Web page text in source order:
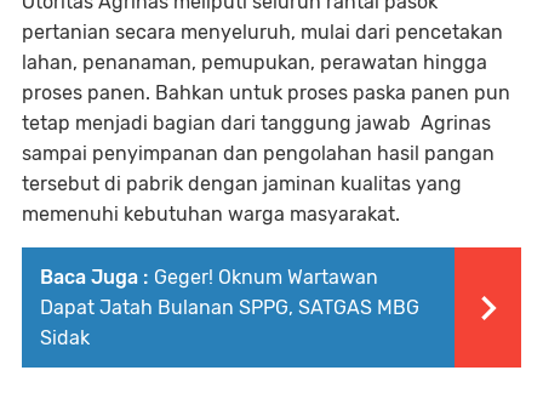
pertanian secara menyeluruh, mulai dari pencetakan
lahan, penanaman, pemupukan, perawatan hingga
proses panen. Bahkan untuk proses paska panen pun
tetap menjadi bagian dari tanggung jawab Agrinas
sampai penyimpanan dan pengolahan hasil pangan
tersebut di pabrik dengan jaminan kualitas yang
memenuhi kebutuhan warga masyarakat.
Baca Juga : Geger! Oknum Wartawan
Dapat Jatah Bulanan SPPG, SATGAS MBG
Sidak